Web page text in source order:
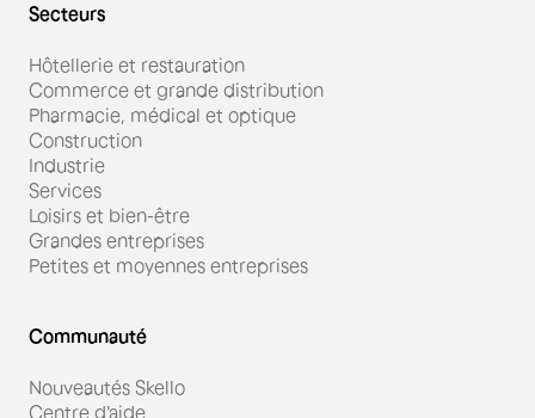
Secteurs
Hôtellerie et restauration
Commerce et grande distribution
Pharmacie, médical et optique
Construction
Industrie
Services
Loisirs et bien-être
Grandes entreprises
Petites et moyennes entreprises
Communauté
Nouveautés Skello
Centre d'aide